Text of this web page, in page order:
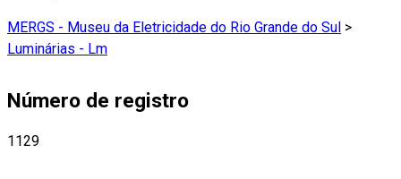
MERGS - Museu da Eletricidade do Rio Grande do Sul >
Luminárias - Lm
Número de registro
1129